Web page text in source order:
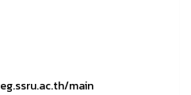
main